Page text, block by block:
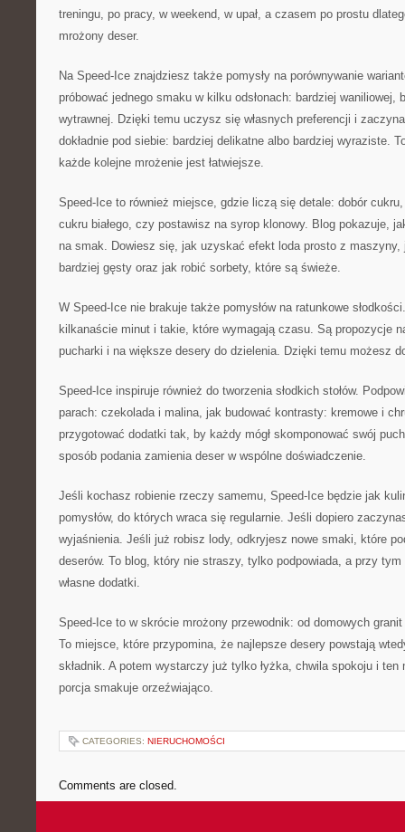
treningu, po pracy, w weekend, w upał, a czasem po prostu
mrożony deser.
Na Speed-Ice znajdziesz także pomysły na porównywanie
próbować jednego smaku w kilku odsłonach: bardziej waniliowej,
wytrawnej. Dzięki temu uczysz się własnych preferencji i
dokładnie pod siebie: bardziej delikatne albo bardziej wyraziste.
każde kolejne mrożenie jest łatwiejsze.
Speed-Ice to również miejsce, gdzie liczą się detale: dobór
cukru białego, czy postawisz na syrop klonowy. Blog pokazuje,
na smak. Dowiesz się, jak uzyskać efekt loda prosto z maszyny,
bardziej gęsty oraz jak robić sorbety, które są świeże.
W Speed-Ice nie brakuje także pomysłów na ratunkowe
kilkanaście minut i takie, które wymagają czasu. Są propozycje
pucharki i na większe desery do dzielenia. Dzięki temu możesz
Speed-Ice inspiruje również do tworzenia słodkich stołów.
parach: czekolada i malina, jak budować kontrasty: kremowe i
przygotować dodatki tak, by każdy mógł skomponować swój
sposób podania zamienia deser w wspólne doświadczenie.
Jeśli kochasz robienie rzeczy samemu, Speed-Ice będzie jak
pomysłów, do których wraca się regularnie. Jeśli dopiero
wyjaśnienia. Jeśli już robisz lody, odkryjesz nowe smaki, które
deserów. To blog, który nie straszy, tylko podpowiada, a przy
własne dodatki.
Speed-Ice to w skrócie mrożony przewodnik: od domowych
To miejsce, które przypomina, że najlepsze desery powstają
składnik. A potem wystarczy już tylko łyżka, chwila spokoju i ten
porcja smakuje orzeźwiająco.
CATEGORIES: NIERUCHOMOŚCI
Comments are closed.